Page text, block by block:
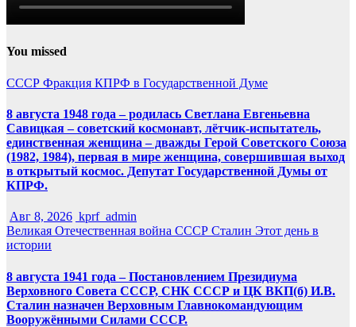
You missed
СССР Фракция КПРФ в Государственной Думе
8 августа 1948 года – родилась Светлана Евгеньевна
Савицкая – советский космонавт, лётчик-испытатель,
единственная женщина – дважды Герой Советского Союза
(1982, 1984), первая в мире женщина, совершившая выход
в открытый космос. Депутат Государственной Думы от
КПРФ.
Авг 8, 2026 kprf_admin
Великая Отечественная война СССР Сталин Этот день в
истории
8 августа 1941 года – Постановлением Президиума
Верховного Совета СССР, СНК СССР и ЦК ВКП(б) И.В.
Сталин назначен Верховным Главнокомандующим
Вооружёнными Силами СССР.